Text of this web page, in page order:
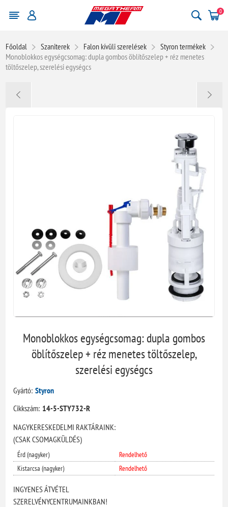
0
Főoldal Szaniterek Falon kívüli szerelések
Styron termékek
Monoblokkos egységcsomag: dupla gombos öblítőszelep + réz menetes
töltőszelep, szerelési egységcs
Monoblokkos egységcsomag: dupla gombos
öblítőszelep + réz menetes töltőszelep,
szerelési egységcs
Gyártó: Styron
Cikkszám: 14-5-STY732-R
NAGYKERESKEDELMI RAKTÁRAINK:
(CSAK CSOMAGKÜLDÉS)
Érd (nagyker)
Rendelhető
Kistarcsa (nagyker)
Rendelhető
INGYENES ÁTVÉTEL
SZERELVÉNYCENTRUMAINKBAN!